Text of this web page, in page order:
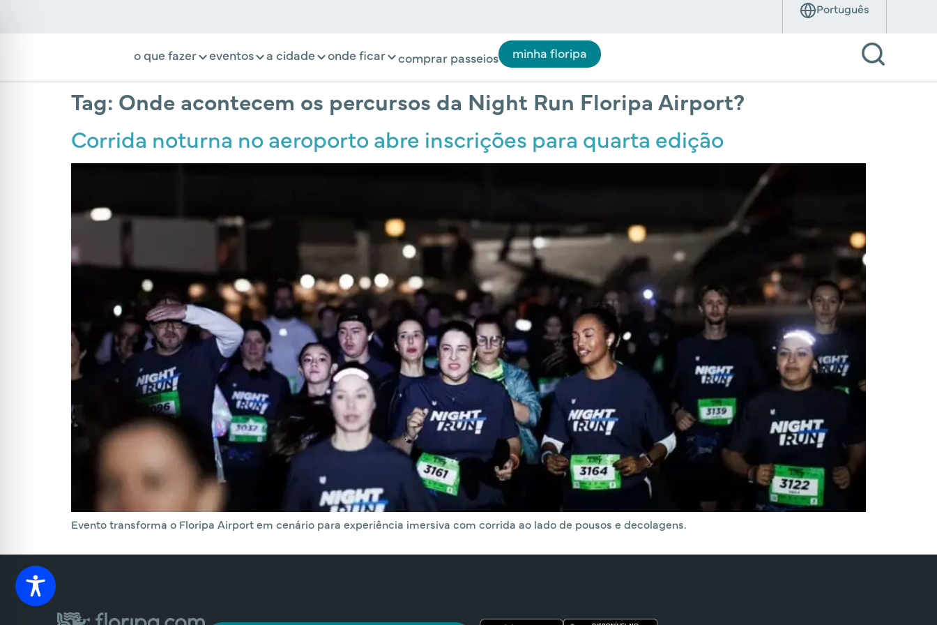
o que fazer eventos a cidade onde ficar comprar passeios minha floripa
Tag: Onde acontecem os percursos da Night Run Floripa Airport?
Corrida noturna no aeroporto abre inscrições para quarta edição
Evento transforma o Floripa Airport em cenário para experiência imersiva com corrida ao lado de pousos e decolagens.